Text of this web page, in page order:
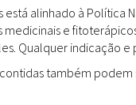
está alinhado à Política
e
Qualquer indicação
também podem